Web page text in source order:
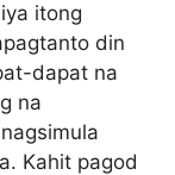
itong
din
dapat na
na
Kahit pagod